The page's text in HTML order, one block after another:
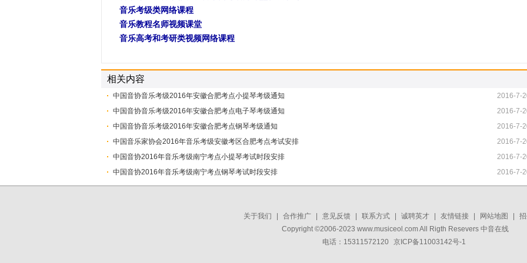
音乐考级类网络课程
音乐教程名师视频课堂
音乐高考和考研类视频网络课程
相关内容
中国音协音乐考级2016年安徽合肥考点小提琴考级通知
2016-7-
中国音协音乐考级2016年安徽合肥考点电子琴考级通知
2016-7-
中国音协音乐考级2016年安徽合肥考点钢琴考级通知
2016-7-
中国音乐家协会2016年音乐考级安徽考区合肥考点考试安排
2016-7-
​中国音协2016年音乐考级南宁考点小提琴考试时段安排
2016-7-
​中国音协2016年音乐考级南宁考点钢琴考试时段安排
2016-7-
关于我们 合作推广 意见反馈 联系方式 诚聘英才 友情链接 网站地图
Copyright ©2006-2023 www.musiceol.com All Rigth Resevers 中音在线
电话：15311572120 京ICP备11003142号-1